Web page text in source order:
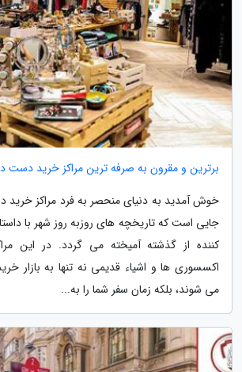
برترین و مقرون به صرفه ترین مراکز خرید دست
خوش آمدید به دنیای منحصر به فرد مراکز خرید
جایی است که تاریخچه های روزبه روز شهر با
کننده از گذشته آمیخته می گردد. در این
اکسسوری ها و اشیاء قدیمی نه تنها به بازار
می شوند، بلکه زمان سفر شما را به...